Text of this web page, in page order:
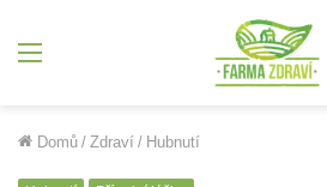
Domů / Zdraví / Hubnutí